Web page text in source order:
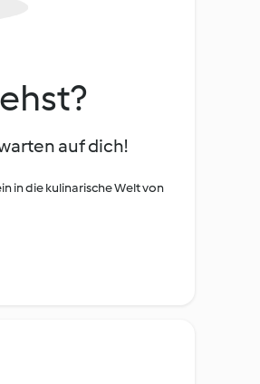
auf dich!
in die kulinarische Welt von